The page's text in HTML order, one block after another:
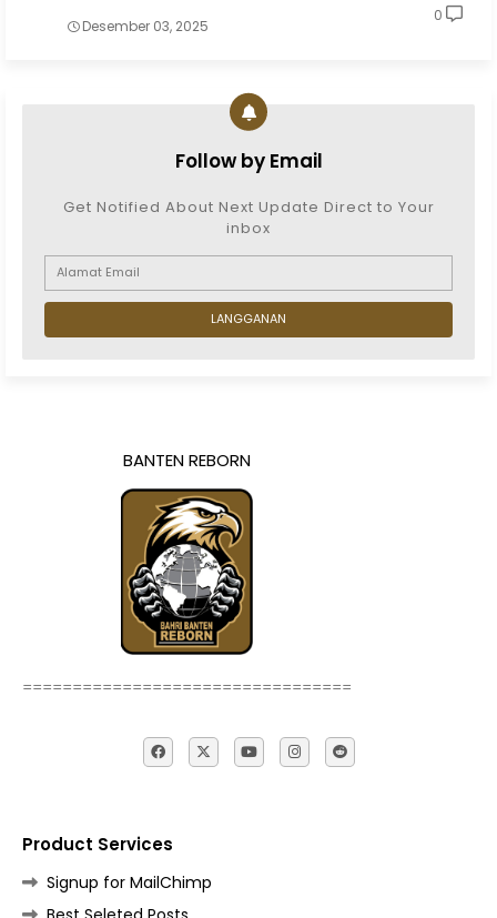
Desember 03, 2025
0
Follow by Email
Get Notified About Next Update Direct to Your
inbox
BANTEN REBORN
=================================
Product Services
Signup for MailChimp